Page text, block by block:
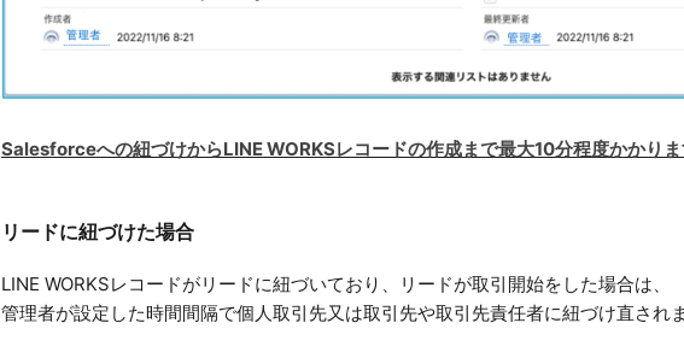
Salesforceへの紐づけからLINE WORKSレコードの作成まで最大10分程度かかり
リードに紐づけた場合
LINE WORKSレコードがリードに紐づいており、リードが取引開始をした場合は、
管理者が設定した時間間隔で個人取引先又は取引先や取引先責任者に紐づけ直され